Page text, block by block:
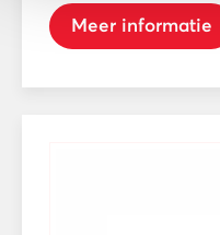
Meer informatie